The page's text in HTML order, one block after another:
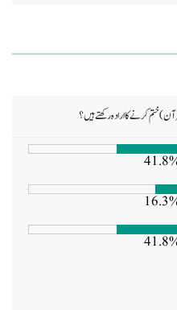
ختم کرنے کا ارادہ رکھتے ہیں؟